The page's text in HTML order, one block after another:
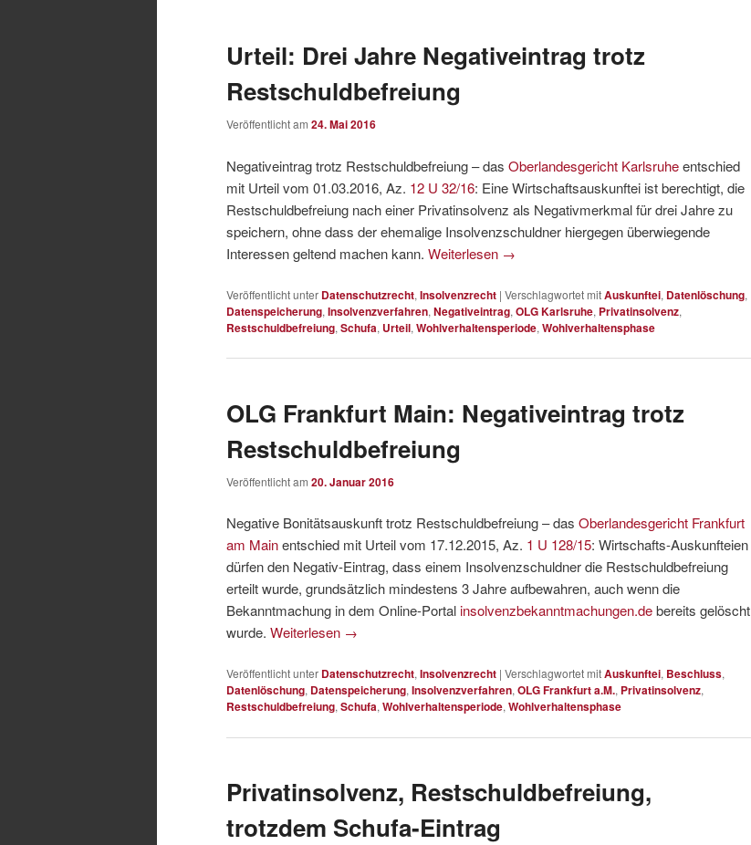
Urteil: Drei Jahre Negativeintrag trotz
Restschuldbefreiung
Veröffentlicht am 24. Mai 2016
Negativeintrag trotz Restschuldbefreiung – das Oberlandesgericht Karlsruheentschied
mit Urteil vom 01.03.2016, Az. 12 U 32/16: Eine Wirtschaftsauskunftei ist berechtigt, die
Restschuldbefreiung nach einer Privatinsolvenz als Negativmerkmal für drei Jahre zu
speichern, ohne dass der ehemalige Insolvenzschuldner hiergegen überwiegende
Interessen geltend machen kann. Weiterlesen →
Veröffentlicht unter Datenschutzrecht, Insolvenzrecht | Verschlagwortet mitAuskunftei, Datenlöschung,
Datenspeicherung, Insolvenzverfahren, Negativeintrag, OLG Karlsruhe, Privatinsolvenz,
Restschuldbefreiung, Schufa, Urteil, Wohlverhaltensperiode, Wohlverhaltensphase
OLG Frankfurt Main: Negativeintrag trotz
Restschuldbefreiung
Veröffentlicht am 20. Januar 2016
Negative Bonitätsauskunft trotz Restschuldbefreiung – das Oberlandesgericht Frankfurt
am Mainentschied mit Urteil vom 17.12.2015, Az. 1 U 128/15: Wirtschafts-Auskunfteien
dürfen den Negativ-Eintrag, dass einem Insolvenzschuldner die Restschuldbefreiung
erteilt wurde, grundsätzlich mindestens 3 Jahre aufbewahren, auch wenn die
Bekanntmachung in dem Online-Portalinsolvenzbekanntmachungen.debereits gelöscht
wurde. Weiterlesen →
Veröffentlicht unter Datenschutzrecht, Insolvenzrecht | Verschlagwortet mitAuskunftei, Beschluss,
Datenlöschung, Datenspeicherung, Insolvenzverfahren, OLG Frankfurt a.M., Privatinsolvenz,
Restschuldbefreiung, Schufa, Wohlverhaltensperiode, Wohlverhaltensphase
Privatinsolvenz, Restschuldbefreiung,
trotzdem Schufa-Eintrag